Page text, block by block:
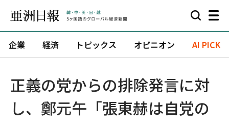
企業 経済 トピックス オピニオン AI PICK
正義の党からの排除発言に対
し、鄭元午「張東赫は自党の